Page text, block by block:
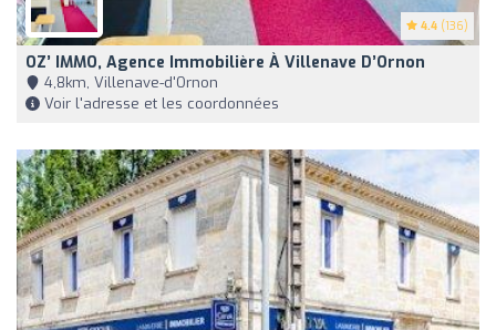
4.4 (136)
OZ’ IMMO, Agence Immobilière À Villenave D’Ornon
4,8km, Villenave-d'Ornon
Voir l'adresse et les coordonnées